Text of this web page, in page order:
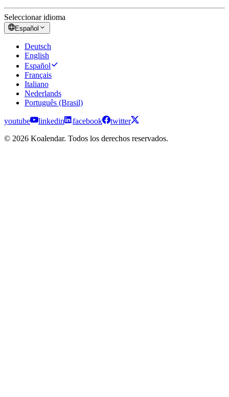
Seleccionar idioma
Español
Deutsch
English
Español
Français
Italiano
Nederlands
Português (Brasil)
youtube linkedin facebook
twitter
© 2026 Koalendar. Todos los derechos reservados.